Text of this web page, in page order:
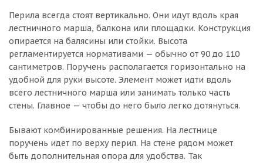
Перила всегда стоят вертикально. Они идут вдоль края
лестничного марша, балкона или площадки. Конструкция
опирается на балясины или стойки. Высота
регламентируется нормативами — обычно от 90 до 110
сантиметров. Поручень располагается горизонтально на
удобной для руки высоте. Элемент может идти вдоль
всего лестничного марша или занимать только часть
стены. Главное — чтобы до него было легко дотянуться.
Бывают комбинированные решения. На лестнице
поручень идет по верху перил. На стене рядом может
быть дополнительная опора для удобства. Так